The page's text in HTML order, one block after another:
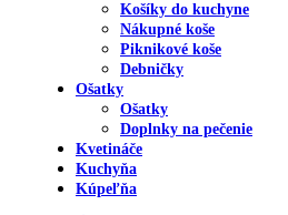
Košíky do kuchyne
Nákupné koše
Piknikové koše
Debničky
Ošatky
Ošatky
Doplnky na pečenie
Kvetináče
Kuchyňa
Kúpeľňa